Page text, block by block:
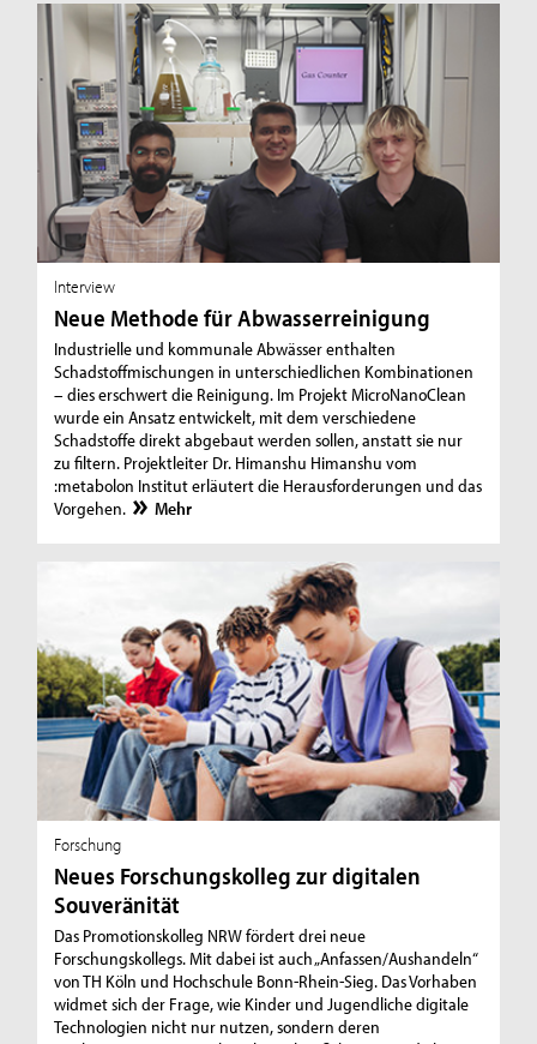
Interview
Neue Methode für Abwasserreinigung
Industrielle und kommunale Abwässer enthalten
Schadstoffmischungen in unterschiedlichen Kombinationen
– dies erschwert die Reinigung. Im Projekt MicroNanoClean
wurde ein Ansatz entwickelt, mit dem verschiedene
Schadstoffe direkt abgebaut werden sollen, anstatt sie nur
zu filtern. Projektleiter Dr. Himanshu Himanshu vom
:metabolon Institut erläutert die Herausforderungen und das
Vorgehen.
Mehr
Forschung
Neues Forschungskolleg zur digitalen
Souveränität
Das Promotionskolleg NRW fördert drei neue
Forschungskollegs. Mit dabei ist auch „Anfassen/Aushandeln“
von TH Köln und Hochschule Bonn-Rhein-Sieg. Das Vorhaben
widmet sich der Frage, wie Kinder und Jugendliche digitale
Technologien nicht nur nutzen, sondern deren